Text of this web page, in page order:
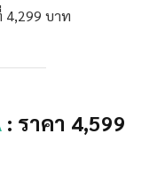
4,299 บาท
: ราคา 4,599